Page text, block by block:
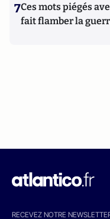
7Ces mots piégés
fait flamber la
RECEVEZ NOTRE